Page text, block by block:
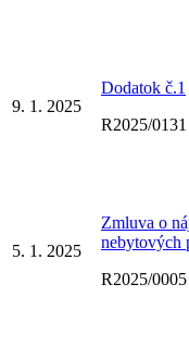
9. 1. 2025
Dodatok č.1
R2025/0131
5. 1. 2025
Zmluva o
nebytových
R2025/0005